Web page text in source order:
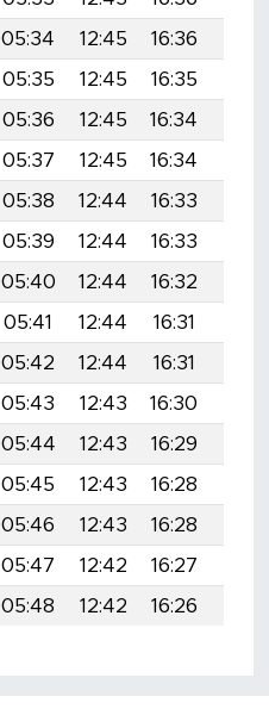
05:34 12:45 16:36
05:35 12:45 16:35
05:36 12:45 16:34
05:37 12:45 16:34
05:38 12:44 16:33
05:39 12:44 16:33
05:40 12:44 16:32
05:41 12:44 16:31
05:42 12:44 16:31
05:43 12:43 16:30
05:44 12:43 16:29
05:45 12:43 16:28
05:46 12:43 16:28
05:47 12:42 16:27
05:48 12:42 16:26